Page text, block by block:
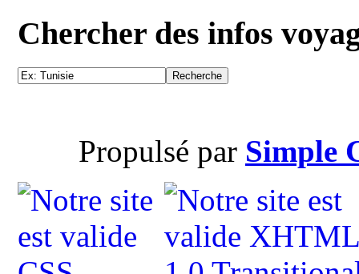
Chercher des infos
Propulsé par Simple